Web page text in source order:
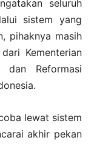
seluruh
sistem yang
pihaknya masih
Kementerian
dan Reformasi
lewat sistem
akhir pekan